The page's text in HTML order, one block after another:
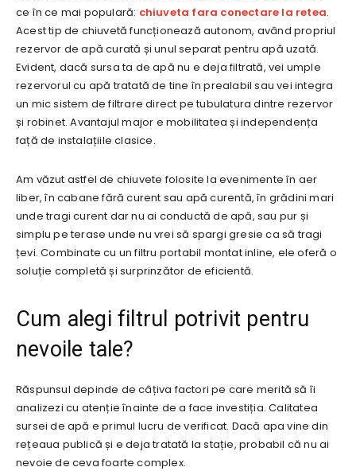
ce în ce mai populară: chiuveta fara conectare la retea.
Acest tip de chiuvetă funcționează autonom, având propriul
rezervor de apă curată și unul separat pentru apă uzată.
Evident, dacă sursa ta de apă nu e deja filtrată, vei umple
rezervorul cu apă tratată de tine în prealabil sau vei integra
un mic sistem de filtrare direct pe tubulatura dintre rezervor
și robinet. Avantajul major e mobilitatea și independența
față de instalațiile clasice.
Am văzut astfel de chiuvete folosite la evenimente în aer
liber, în cabane fără curent sau apă curentă, în grădini mari
unde tragi curent dar nu ai conductă de apă, sau pur și
simplu pe terase unde nu vrei să spargi gresie ca să tragi
țevi. Combinate cu un filtru portabil montat inline, ele oferă o
soluție completă și surprinzător de eficientă.
Cum alegi filtrul potrivit pentru
nevoile tale?
Răspunsul depinde de câțiva factori pe care merită să îi
analizezi cu atenție înainte de a face investiția. Calitatea
sursei de apă e primul lucru de verificat. Dacă apa vine din
rețeaua publică și e deja tratată la stație, probabil că nu ai
nevoie de ceva foarte complex.